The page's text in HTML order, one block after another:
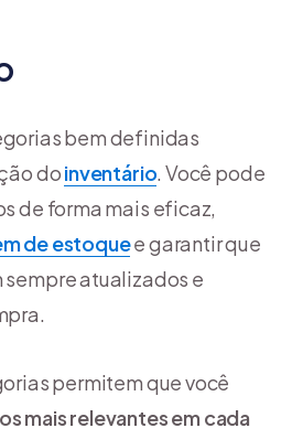
bem definidas
doinventário. Você pode
de forma mais eficaz,
de estoquee garantir que
atualizados e
permitem que você
mais relevantes em cada